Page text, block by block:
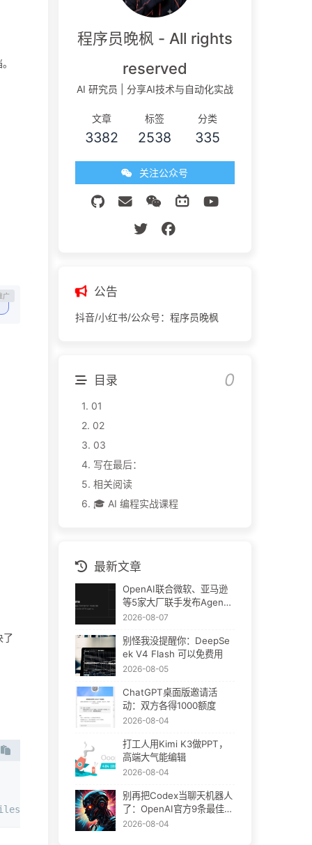
了
new_word_name='合并的文档.docx')
程序员晚枫 - All rights
reserved
AI 研究员 | 分享AI技术与自动化实战
文章
3382
标签
2538
分类
335
关注公众号
公告
抖音/小红书/公众号：程序员晚枫
目录
1. 01
2. 02
3. 03
4. 写在最后：
5. 相关阅读
6. 🎓 AI 编程实战课程
最新文章
OpenAI联合微软、亚马逊
等5家大厂联手发布Agent
Plugins：AI插件终于要统
2026-08-07
别怪我没提醒你：DeepSe
ek V4 Flash 可以免费用
2026-08-05
ChatGPT桌面版邀请活
动：双方各得1000额度
2026-08-04
打工人用Kimi K3做PPT，
高端大气能编辑
2026-08-04
别再把Codex当聊天机器人
了：OpenAI官方9条最佳实
践
2026-08-04